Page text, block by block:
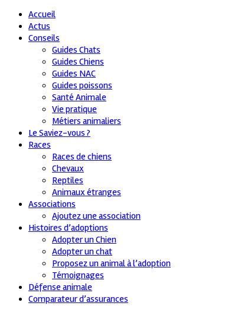
Accueil
Actus
Conseils
Guides Chats
Guides Chiens
Guides NAC
Guides poissons
Santé Animale
Vie pratique
Métiers animaliers
Le Saviez-vous ?
Races
Races de chiens
Chevaux
Reptiles
Animaux étranges
Associations
Ajoutez une association
Histoires d’adoptions
Adopter un Chien
Adopter un chat
Proposez un animal à l’adoption
Témoignages
Défense animale
Comparateur d’assurances